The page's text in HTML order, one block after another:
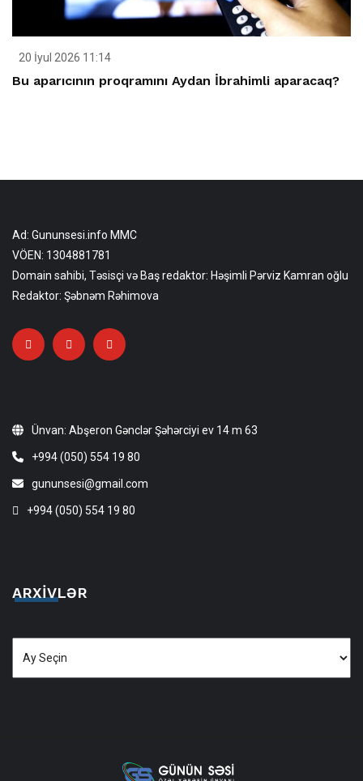
20 İyul 2026 11:14
Bu aparıcının proqramını Aydan İbrahimli aparacaq?
Ad: Gununsesi.info MMC
VÖEN: 1304881781
Domain sahibi, Təsisçi və Baş redaktor: Həşimli Pərviz Kamran oğlu
Redaktor: Şəbnəm Rəhimova
Ünvan: Abşeron Gənclər Şəhərciyi ev 14 m 63
+994 (050) 554 19 80
gununsesi@gmail.com
+994 (050) 554 19 80
ARXIVLƏR
Arxivlər